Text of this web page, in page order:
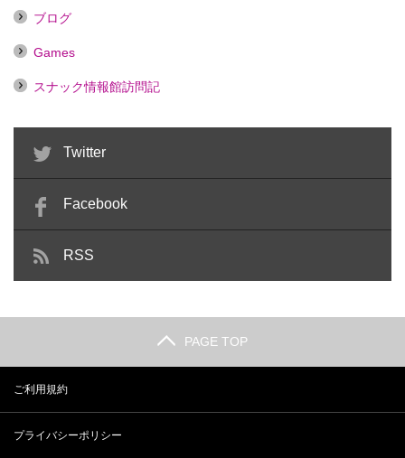
ブログ
Games
スナック情報館訪問記
Twitter
Facebook
RSS
PAGE TOP
ご利用規約
プライバシーポリシー